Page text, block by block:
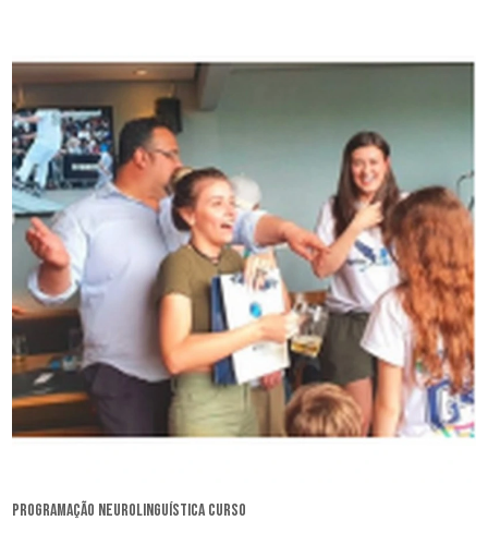
programação neurolinguística curso